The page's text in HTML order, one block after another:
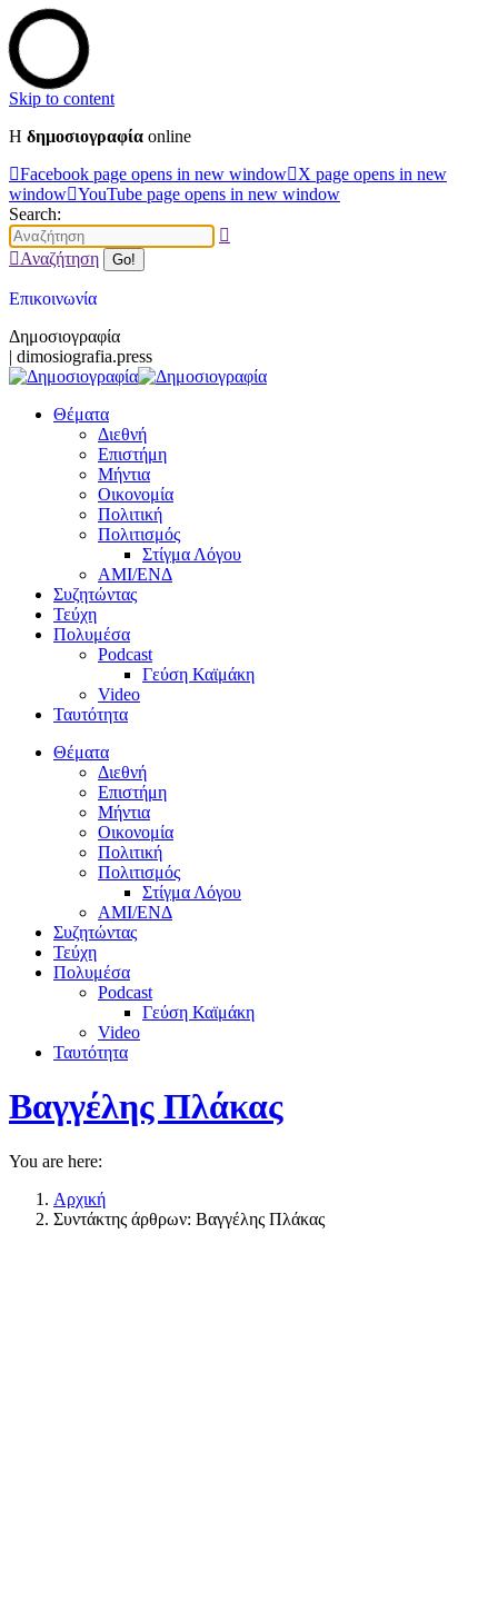
Skip to content
Η δημοσιογραφία online
Facebook page opens in new window
X page opens in new
window YouTube page opens in new window
Search:
Αναζήτηση
Επικοινωνία
Δημοσιογραφία
| dimosiografia.press
Θέματα
Διεθνή
Επιστήμη
Μήντια
Οικονομία
Πολιτική
Πολιτισμός
Στίγμα Λόγου
AMI/ΕΝΔ
Συζητώντας
Τεύχη
Πολυμέσα
Podcast
Γεύση Καϊμάκη
Video
Ταυτότητα
Θέματα
Διεθνή
Επιστήμη
Μήντια
Οικονομία
Πολιτική
Πολιτισμός
Στίγμα Λόγου
AMI/ΕΝΔ
Συζητώντας
Τεύχη
Πολυμέσα
Podcast
Γεύση Καϊμάκη
Video
Ταυτότητα
Βαγγέλης Πλάκας
You are here:
Αρχική
Συντάκτης άρθρων: Βαγγέλης Πλάκας